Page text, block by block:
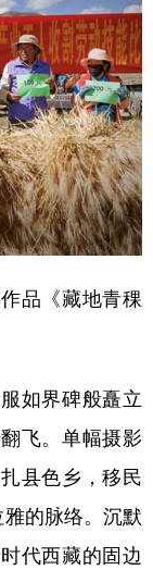
品《藏地青稞
如界碑般矗立
飞。单幅摄影
县色乡，移民
的脉络。沉默
代西藏的固边